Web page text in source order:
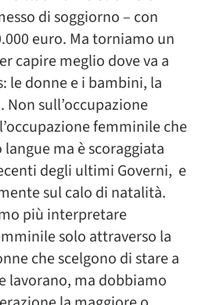
di soggiorno – con
euro. Ma torniamo un
capire meglio dove va a
le donne e i bambini, la
Non sull’occupazione
femminile che
ma è scoraggiata
degli ultimi Governi, e
sul calo di natalità.
più interpretare
solo attraverso la
che scelgono di stare a
lavorano, ma dobbiamo